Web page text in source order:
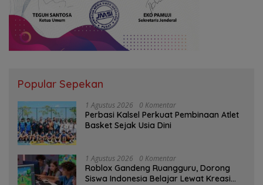
Popular Sepekan
1 Agustus 2026 0 Komentar
Perbasi Kalsel Perkuat Pembinaan Atlet
Basket Sejak Usia Dini
1 Agustus 2026 0 Komentar
Roblox Gandeng Ruangguru, Dorong
Siswa Indonesia Belajar Lewat Kreasi